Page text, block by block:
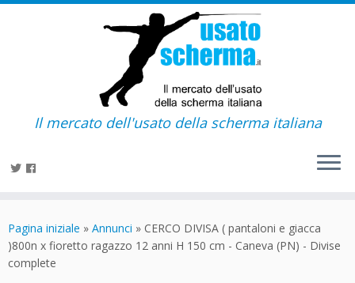
contenuto
Il mercato dell'usato della scherma italiana
Pagina iniziale » Annunci » CERCO DIVISA ( pantaloni e giacca
)800n x fioretto ragazzo 12 anni H 150 cm - Caneva (PN) - Divise
complete